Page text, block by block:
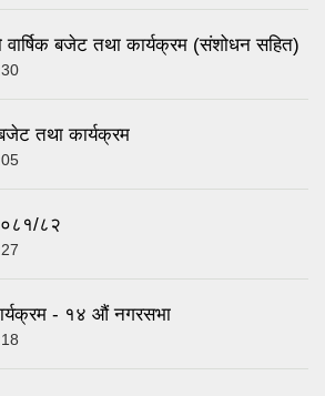
बजेट तथा कार्यक्रम (संशोधन सहित)
तथा कार्यक्रम
८२
- १४ औं नगरसभा